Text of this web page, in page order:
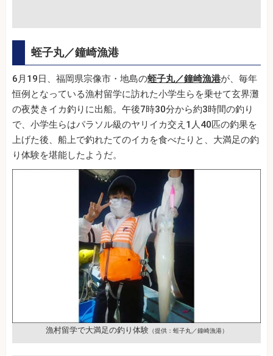
蛭子丸／鐘崎漁港
6月19日、福岡県宗像市・地島の蛭子丸／鐘崎漁港が、毎年
恒例となっている漁村留学に訪れた小学生らを乗せて玄界灘
の夜焚きイカ釣りに出船。午後7時30分から約3時間の釣り
で、小学生らはパラソル級のヤリイカ交え1人40匹の釣果を
上げた後、船上で釣れたてのイカを食べたりと、大満足の釣
り体験を堪能したようだ。
漁村留学で大満足の釣り体験（提供：蛭子丸／鐘崎漁港）